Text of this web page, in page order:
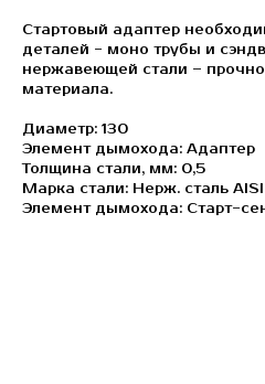
Стартовый адаптер
деталей - моно трубы и
нержавеющей стали –
материала.
Диаметр: 130
Элемент дымохода: Адаптер
Толщина стали, мм: 0,5
Марка стали: Нерж. сталь
Элемент дымохода: Старт-